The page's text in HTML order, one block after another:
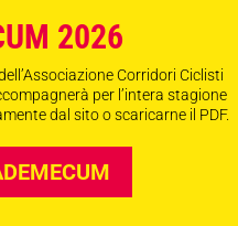
2026
Corridori Ciclisti
per l’intera stagione
dal sito o scaricarne il PDF.